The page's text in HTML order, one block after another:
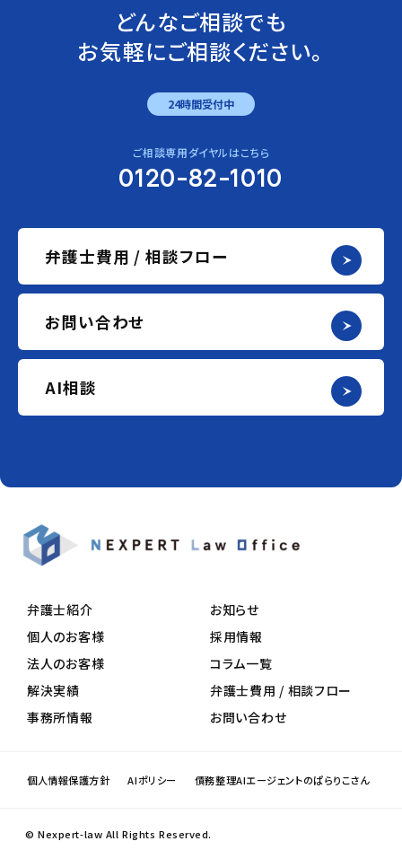
どんなご相談でも
お気軽にご相談ください。
24時間受付中
ご相談専用ダイヤルはこちら
0120-82-1010
弁護士費用 / 相談フロー
お問い合わせ
AI相談
弁護士紹介
個人のお客様
法人のお客様
解決実績
事務所情報
お知らせ
採用情報
コラム一覧
弁護士費用 / 相談フロー
お問い合わせ
個人情報保護方針 AIポリシー 債務整理AIエージェントのぱらりこさん
© Nexpert-law All Rights Reserved.